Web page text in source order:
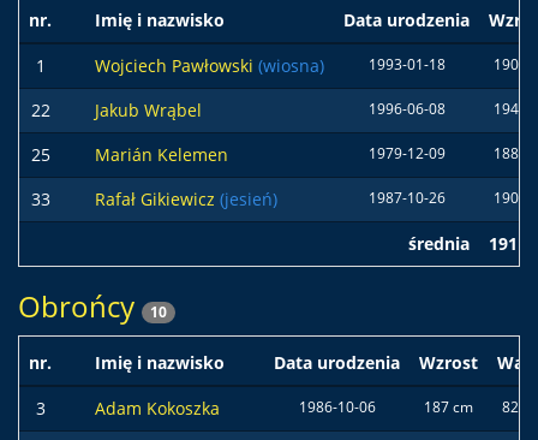
nr. Imię i nazwisko Data urodzenia
1
Wojciech Pawłowski (wiosna) 1993-01-18 190
22 Jakub Wrąbel 1996-06-08 194
25 Marián Kelemen 1979-12-09 188
33 Rafał Gikiewicz (jesień) 1987-10-26 190
średnia 191
Obrońcy 10
nr. Imię i nazwisko Data urodzenia Wzrost
3
Adam Kokoszka 1986-10-06 187 cm 82 kg